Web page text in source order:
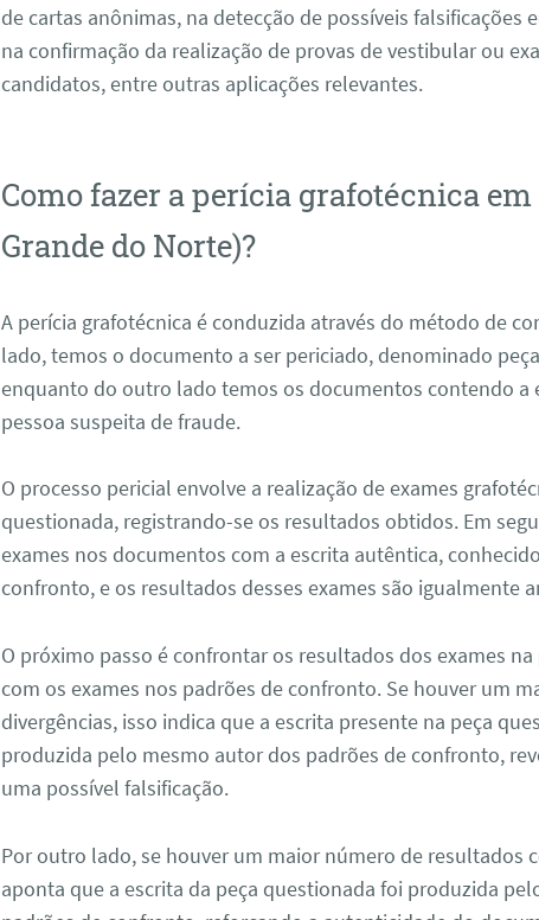
de cartas anônimas, na detecção de possíveis falsificações
na confirmação da realização de provas de vestibular ou
candidatos, entre outras aplicações relevantes.
Como fazer a perícia grafotécnica em
Grande do Norte)?
A perícia grafotécnica é conduzida através do método de
lado, temos o documento a ser periciado, denominado
enquanto do outro lado temos os documentos contendo a
pessoa suspeita de fraude.
O processo pericial envolve a realização de exames
questionada, registrando-se os resultados obtidos. Em
exames nos documentos com a escrita autêntica,
confronto, e os resultados desses exames são igualmente
O próximo passo é confrontar os resultados dos exames
com os exames nos padrões de confronto. Se houver um
divergências, isso indica que a escrita presente na peça
produzida pelo mesmo autor dos padrões de confronto,
uma possível falsificação.
Por outro lado, se houver um maior número de resultados
aponta que a escrita da peça questionada foi produzida